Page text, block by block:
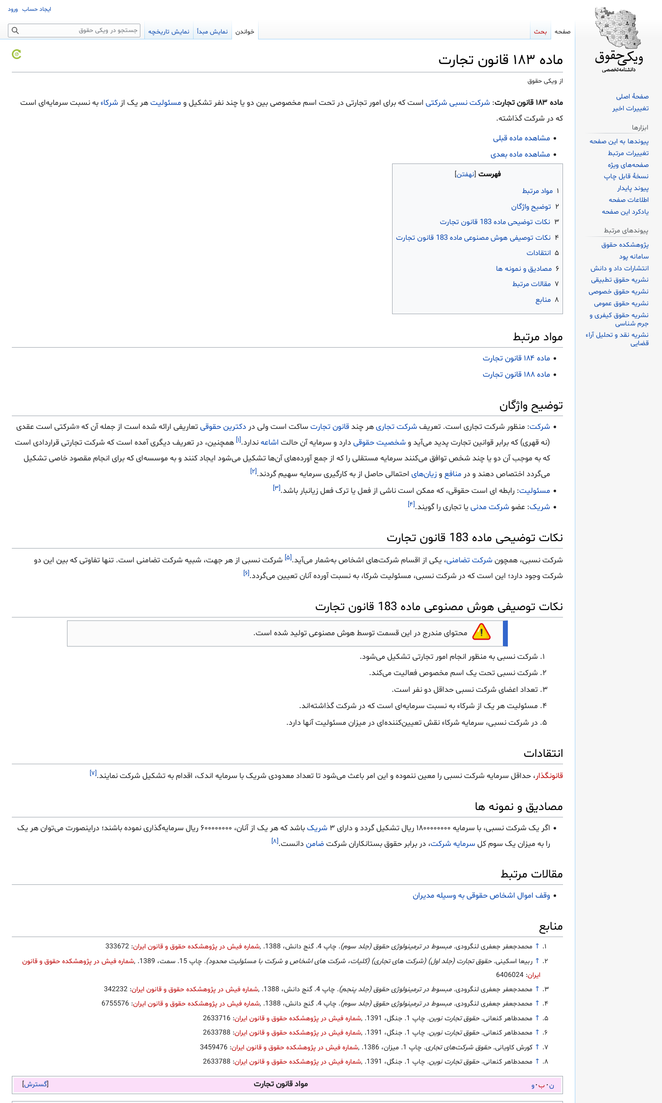
ماده ۱۸۳ قانون تجارت
از ویکی حقوق
پرش
ناوبری
پرش
جستجو
ماده ۱۸۳ قانون تجارت : شرکت نسبی شرکتی است که برای امور تجارتی در تحت اسم مخصوصی بین دو یا چند نفر تشکیل و مسئولیتهر یک از شرکاء به نسبت سرمایه‌ای است
که در شرکت گذاشته.
مشاهده ماده قبلی
مشاهده ماده بعدی
فهرست
۱ مواد مرتبط
۲ توضیح واژگان
۳ نکات توضیحی ماده 183 قانون تجارت
۴ نکات توصیفی هوش مصنوعی ماده 183 قانون تجارت
۵ انتقادات
۶ مصادیق و نمونه ها
۷ مقالات مرتبط
۸ منابع
مواد مرتبط
ماده ۱۸۴ قانون تجارت
ماده ۱۸۸ قانون تجارت
توضیح واژگان
شرکت: منظور شرکت تجاری است. تعریف شرکت تجاریهر چندقانون تجارتساکت است ولی در دکترین حقوقیتعاریفی ارائه شده است از جمله آن که «شرکتی است عقدی
(نه قهری) که برابر قوانین تجارت پدید می‌آید و شخصیت حقوقیدارد و سرمایه آن حالت اشاعهندارد.[۱]
همچنین، در تعریف دیگری آمده است که شرکت تجارتی قراردادی است
که به موجب آن دو یا چند شخص توافق می‌کنند سرمایه مستقلی را که از جمع آورده‌های آن‌ها تشکیل می‌شود ایجاد کنند و به موسسه‌ای که برای انجام مقصود خاصی تشکیل
می‌گردد اختصاص دهند و در منافعوزیان‌هایاحتمالی حاصل از به کارگیری سرمایه سهیم گردند.[۲]
مسئولیت: رابطه ای است حقوقی، که ممکن است ناشی از فعل یا ترک فعل زیانبار باشد.[۳]
شریک: عضو شرکت مدنییا تجاری را گویند.[۴]
نکات توضیحی ماده 183 قانون تجارت
شرکت نسبی، همچون شرکت تضامنی، یکی از اقسام شرکت‌های اشخاص به‌شمار می‌آید.[۵]
شرکت نسبی از هر جهت، شبیه شرکت تضامنی است. تنها تفاوتی که بین این دو
شرکت وجود دارد؛ این است که در شرکت نسبی، مسئولیت شرکا، به نسبت آورده آنان تعیین می‌گردد.[۶]
نکات توصیفی هوش مصنوعی ماده 183 قانون تجارت
محتوای مندرج در این قسمت توسط هوش مصنوعی تولید شده است.
شرکت نسبی به منظور انجام امور تجارتی تشکیل می‌شود.
شرکت نسبی تحت یک اسم مخصوص فعالیت می‌کند.
تعداد اعضای شرکت نسبی حداقل دو نفر است.
مسئولیت هر یک از شرکاء به نسبت سرمایه‌ای است که در شرکت گذاشته‌اند.
در شرکت نسبی، سرمایه شرکاء نقش تعیین‌کننده‌ای در میزان مسئولیت آنها دارد.
انتقادات
قانونگذار، حداقل سرمایه شرکت نسبی را معین ننموده و این امر باعث می‌شود تا تعداد معدودی شریک با سرمایه اندک، اقدام به تشکیل شرکت نمایند.[۷]
مصادیق و نمونه ها
اگر یک شرکت نسبی، با سرمایه ۱۸۰۰۰۰۰۰۰۰ ریال تشکیل گردد و دارای ۳ شریک
باشد که هر یک از آنان، ۶۰۰۰۰۰۰۰۰ ریال سرمایه‌گذاری نموده باشند؛ دراینصورت می‌توان هر یک
را به میزان یک سوم کل سرمایه شرکت، در برابر حقوق بستانکاران شرکتضامندانست.[۸]
مقالات مرتبط
وقف اموال اشخاص حقوقی به وسیله مدیران
منابع
↑ محمدجعفر جعفری لنگرودی.مبسوط در ترمینولوژی حقوق (جلد سوم). چاپ 4. گنج دانش، 1388. ,شماره فیش در پژوهشکده حقوق و قانون ایران: 333672
↑ ربیعا اسکینی.حقوق تجارت (جلد اول) (شرکت های تجاری) (کلیات، شرکت های اشخاص و شرکت با مسئولیت محدود). چاپ 15. سمت، 1389. ,شماره فیش در پژوهشکده حقوق و قانون
ایران: 6406024
↑ محمدجعفر جعفری لنگرودی.مبسوط در ترمینولوژی حقوق (جلد پنجم). چاپ 4. گنج دانش، 1388. ,شماره فیش در پژوهشکده حقوق و قانون ایران: 342232
↑ محمدجعفر جعفری لنگرودی.مبسوط در ترمینولوژی حقوق (جلد سوم). چاپ 4. گنج دانش، 1388. ,شماره فیش در پژوهشکده حقوق و قانون ایران: 6755576
↑ محمدطاهر کنعانی.حقوق تجارت نوین. چاپ 1. جنگل، 1391. ,شماره فیش در پژوهشکده حقوق و قانون ایران: 2633716
↑ محمدطاهر کنعانی.حقوق تجارت نوین. چاپ 1. جنگل، 1391. ,شماره فیش در پژوهشکده حقوق و قانون ایران: 2633788
↑ کورش کاویانی.حقوق شرکت‌های تجاری. چاپ 1. میزان، 1386. ,شماره فیش در پژوهشکده حقوق و قانون ایران: 3459476
↑ محمدطاهر کنعانی.حقوق تجارت نوین. چاپ 1. جنگل، 1391. ,شماره فیش در پژوهشکده حقوق و قانون ایران: 2633788
گسترش ن ب و مواد قانون تجارت
ایجاد حساب ورود
صفحه بحث خواندن نمایش مبدأ نمایش تاریخچه جستجو
صفحهٔ اصلی
تغییرات اخیر
ابزارها
پیوندها به این صفحه
تغییرات مرتبط
صفحه‌های ویژه
نسخهٔ قابل چاپ
پیوند پایدار
اطلاعات صفحه
یادکرد این صفحه
پیوندهای مرتبط
پژوهشکده حقوق
سامانه پود
انتشارات داد و دانش
نشریه حقوق تطبیقی
نشریه حقوق خصوصی
نشریه حقوق عمومی
نشریه حقوق کیفری و
جرم شناسی
نشریه نقد و تحلیل آراء
قضایی